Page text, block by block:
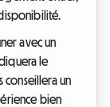
avec un
le
conseillera un
bien